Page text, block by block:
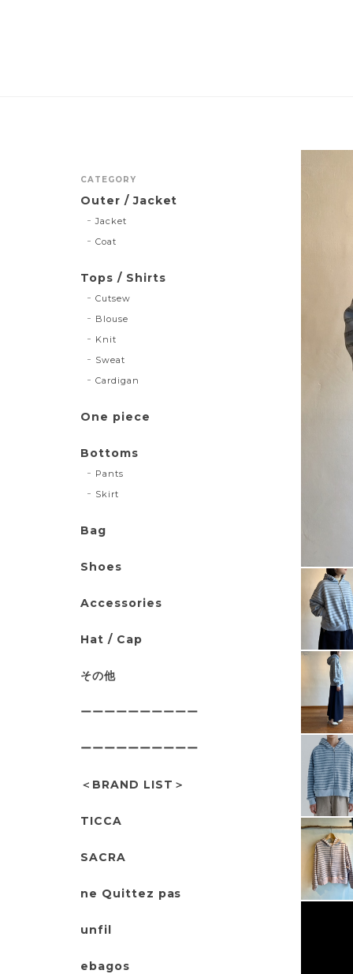
CATEGORY
Outer / Jacket
Jacket
Coat
Tops / Shirts
Cutsew
Blouse
Knit
Sweat
Cardigan
One piece
Bottoms
Pants
Skirt
Bag
Shoes
Accessories
Hat / Cap
その他
ーーーーーーーーーー
ーーーーーーーーーー
＜BRAND LIST＞
TICCA
SACRA
ne Quittez pas
unfil
ebagos